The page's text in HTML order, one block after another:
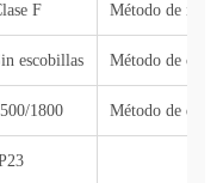
F Método de
escobillas Método de
1800 Método de